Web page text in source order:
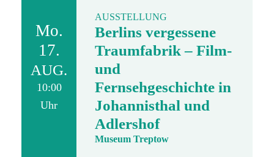
Mo.
17.
AUG.
10:00
Uhr
AUSSTELLUNG
Berlins vergessene
Traumfabrik – Film-
und
Fernsehgeschichte in
Johannisthal und
Adlershof
Museum Treptow